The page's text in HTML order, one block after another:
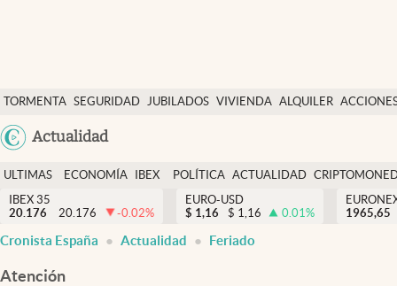
TORMENTA SEGURIDAD JUBILADOS VIVIENDA ALQUILER
USA
Actualidad
Economía y finanzas
Política
Actualidad
Criptomonedas
España
ULTIMAS
NOTICIAS
ECONOMÍA
FINANZAS
IBEX
EURO
POLÍTICA ACTUALIDAD
IBEX 35
20.176
20.176 -0.02%
EURO-USD
$ 1,16 $ 1,16 0.01%
1965,65
Cronista España Actualidad Feriado
Atención